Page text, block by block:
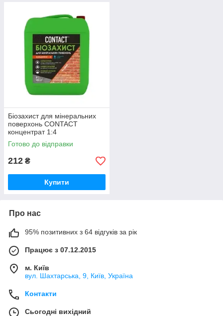
Біозахист для мінеральних
поверхонь CONTACT
концентрат 1:4
Готово до відправки
212 ₴
Купити
Про нас
95% позитивних з 64 відгуків за рік
Працює з 07.12.2015
м. Київ
вул. Шахтарська, 9, Київ, Україна
Контакти
Сьогодні вихідний